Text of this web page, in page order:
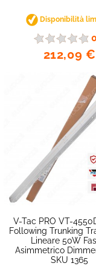
Disponibilità
0
212,09 €
V-Tac PRO VT-
Following Trunking
Lineare 50W
Asimmetrico
SKU 1365